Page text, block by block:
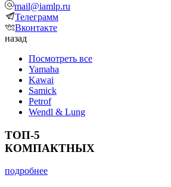
mail@iamlp.ru
Телеграмм
Вконтакте
назад
Посмотреть все
Yamaha
Kawai
Samick
Petrof
Wendl & Lung
ТОП-5
КОМПАКТНЫХ
подробнее